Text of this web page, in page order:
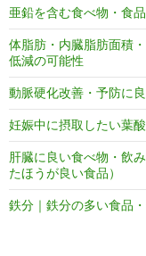
亜鉛を含む食べ物・食
体脂肪・内臓脂肪面積
低減の可能性
動脈硬化改善・予防に
妊娠中に摂取したい葉
肝臓に良い食べ物・飲
たほうが良い食品）
鉄分｜鉄分の多い食品